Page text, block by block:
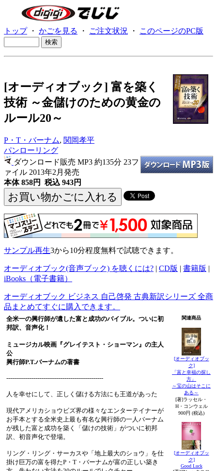
トップ・ かごを見る ・ ご注文状況 ・ このページのPC版
[オーディオブック] 富を築く
技術 ～金儲けのための黄金の
ルール20～
P・T・バーナム, 関岡孝平
パンローリング
ダウンロード販売 MP3 約135分 23フ
ァイル 2013年2月発売
本体 858円 税込 943円
サンプル再生3から10分程度無料で試聴できます。
オーディオブック(音声ブック) を聴くには? | CD版 | 書籍版 |
iBooks（電子書籍）
オーディオブック ビジネス 自己啓発 古典新訳シリーズ 全商
品まとめてすぐに購入できます。
全米一の興行師が遺した富と成功のバイブル。ついに初
邦訳、音声化！
ミュージカル映画『グレイテスト・ショーマン』の主人
公
興行師P.T.バーナムの著書
--------------------------------------------------
人を幸せにして、正しく儲ける方法にも王道があった
現代アメリカショウビズ界の様々なエンターテイナーが
お手本とする全米史上最も有名な興行師の一人バーナム
が残した富と成功を築く「儲けの技術」がついに初邦
訳、初音声化で登場。
リング・リング・サーカスや「地上最大のショウ」を仕
掛け巨万の富を得たP・T・バーナムが富の正しい築き
関連商品
[オーディオブッ
ク]
「富と幸福の探し
方」
～宝の山はそこに
ある～
[著]ラッセル・
H・コンウェル
900円 (税込)
[オーディオブッ
ク]
Good Luck